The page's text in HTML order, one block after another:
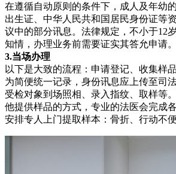
在遵循自动原则的条件下，成人及年幼
出生证、中华人民共和国居民身份证等
议中的部分讯息。法律规定，不小于12
知情，办理业务前需要证实其答允申请。
3.当场办理
以下是大致的流程：申请登记、收集样
为简便统一记录，身份讯息应上传至司
受检对象到场照相、录入指纹、取样等
他提供样品的方式，专业的法医会完成
安排专人上门提取样本：骨折、行动不